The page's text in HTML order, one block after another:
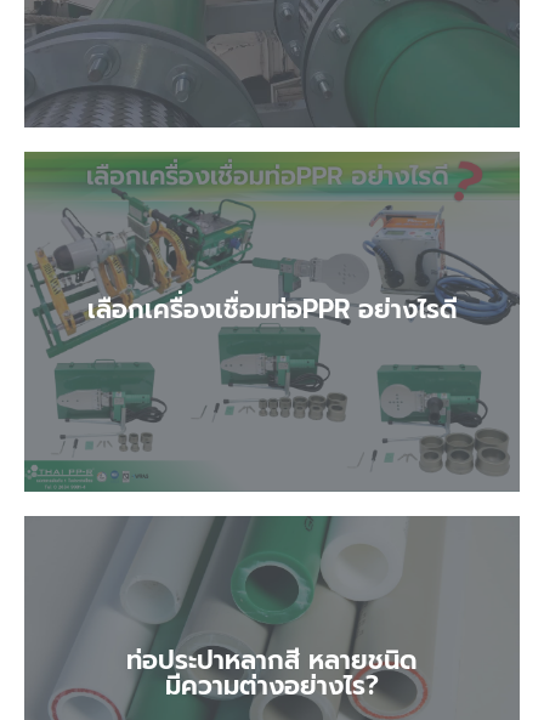
เลือกเครื่องเชื่อมท่อPPR อย่างไรดี
เลือกเครื่องเชื่อมท่อPPR อย่างไรดี
ท่อประปาหลากสี หลายชนิด
มีความต่างอย่างไร?
ท่อประปาหลากสี หลายชนิด
มีความต่างอย่างไร?